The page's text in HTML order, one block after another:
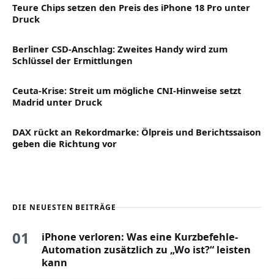
Teure Chips setzen den Preis des iPhone 18 Pro unter
Druck
Berliner CSD-Anschlag: Zweites Handy wird zum
Schlüssel der Ermittlungen
Ceuta-Krise: Streit um mögliche CNI-Hinweise setzt
Madrid unter Druck
DAX rückt an Rekordmarke: Ölpreis und Berichtssaison
geben die Richtung vor
DIE NEUESTEN BEITRÄGE
01
iPhone verloren: Was eine Kurzbefehle-
Automation zusätzlich zu „Wo ist?“ leisten
kann